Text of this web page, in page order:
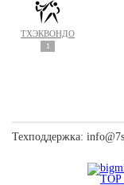
ТХЭКВОНДО
1
Техподдержка: